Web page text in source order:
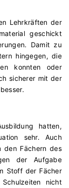
Lehrkräften der
geschickt
Damit zu
hingegen, die
konnten oder
sicherer mit der
hatten,
sehr. Auch
den Fächern des
der Aufgabe
Stoff der Fächer
nicht